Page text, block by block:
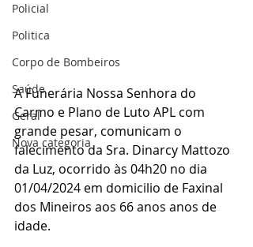
Policial
Politica
Corpo de Bombeiros
Saúde
Geral
Nova categoria
A Funerária Nossa Senhora do
Carmo e Plano de Luto APL com
grande pesar, comunicam o
falecimento da Sra. Dinarcy Mattozo
da Luz, ocorrido às 04h20 no dia
01/04/2024 em domicilio de Faxinal
dos Mineiros aos 66 anos anos de
idade.